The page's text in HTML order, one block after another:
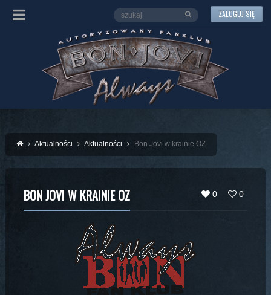
ZALOGUJ SIĘ
Aktualności Aktualności Bon Jovi w krainie OZ
0 0
BON JOVI W KRAINIE OZ